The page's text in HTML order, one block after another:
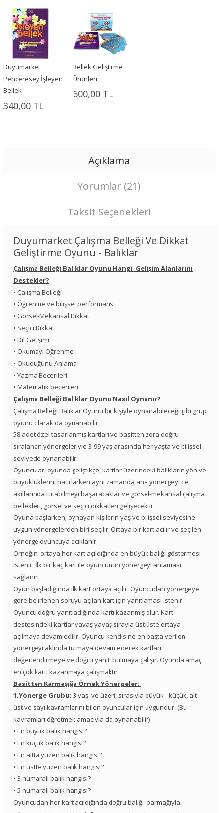
Duyumarket
Penceresey İşleyen
Bellek
340,00 TL
Bellek Geliştirme
Ürünleri
600,00 TL
Açıklama
Yorumlar (21)
Taksit Seçenekleri
Duyumarket Çalışma Belleği Ve Dikkat
Geliştirme Oyunu - Balıklar
Çalışma Belleği Balıklar Oyunu Hangi Gelişim Alanlarını
Destekler?
• Çalışma Belleği
• Öğrenme ve bilişsel performans
• Görsel-Mekansal Dikkat
• Seçici Dikkat
• Dil Gelişimi
• Okumayı Öğrenme
• Okuduğunu Anlama
• Yazma Becerileri
• Matematik becerileri
Çalışma Belleği Balıklar Oyunu Nasıl Oynanır?
Çalışma Belleği Balıklar Oyunu bir kişiyle oynanabileceği gibi grup
oyunu olarak da oynanabilir.
58 adet özel tasarlanmış kartları ve basitten zora doğru
sıralanan yönergeleriyle 3-99 yaş arasında her yaşta ve bilişsel
seviyede oynanabilir.
Oyuncular, oyunda geliştikçe, kartlar üzerindeki balıkların yön ve
büyüklüklerini hatırlarken aynı zamanda ana yönergeyi de
akıllarında tutabilmeyi başaracaklar ve görsel-mekansal çalışma
bellekleri, görsel ve seçici dikkatleri gelişecektir.
Oyuna başlarken; oynayan kişilerin yaş ve bilişsel seviyesine
uygun yönergelerden biri seçilir. Ortaya bir kart açılır ve seçilen
yönerge oyuncuya açıklanır.
Örneğin; ortaya her kart açıldığında en büyük balığı göstermesi
istenir. İlk bir kaç kart ile oyuncunun yönergeyi anlaması
sağlanır.
Oyun başladığında ilk kart ortaya açılır. Oyuncudan yönergeye
göre belirlenen soruyu açılan kart için yanıtlaması istenir.
Oyuncu doğru yanıtladığında kartı kazanmış olur. Kart
destesindeki kartlar yavaş yavaş sırayla üst üste ortaya
açılmaya devam edilir. Oyuncu kendisine en başta verilen
yönergeyi aklında tutmaya devam ederek kartları
değerlendirmeye ve doğru yanıtı bulmaya çalışır. Oyunda amaç
en çok kartı kazanmaya çalışmaktır
Basitten Karmaşığa Örnek Yönergeler:
1.Yönerge Grubu: 3 yaş ve üzeri, sırasıyla büyük - küçük, alt-
üst ve sayı kavramlarını bilen oyuncular için uygundur. (Bu
kavramları öğretmek amacıyla da oynanabilir)
• En büyük balık hangisi?
• En küçük balık hangisi?
• En altta yüzen balık hangisi?
• En üstte yüzen balık hangisi?
• 3 numaralı balık hangisi?
• 5 numaralı balık hangisi?
Oyuncudan her kart açıldığında doğru balığı parmağıyla